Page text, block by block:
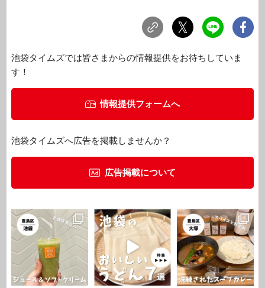
池袋タイムズでは皆さまからの情報提供をお待ちしていま
す！
情報提供フォームへ
池袋タイムズへ広告を掲載しませんか？
広告掲載について